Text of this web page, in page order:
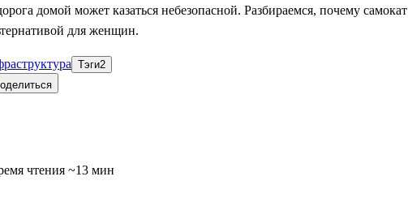
домой может казаться небезопасной. Разбираемся, почему самокат
для женщин.
Тэги2
чтения ~13 мин